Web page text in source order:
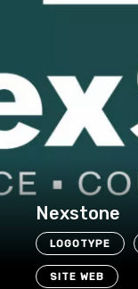
Nexstone
LOGOTYPE
SITE WEB